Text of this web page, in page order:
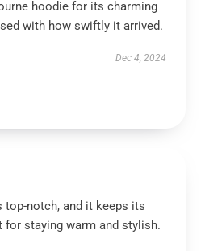
hoodie for its charming
with how swiftly it arrived.
Dec 4, 2024
top-notch, and it keeps its
for staying warm and stylish.